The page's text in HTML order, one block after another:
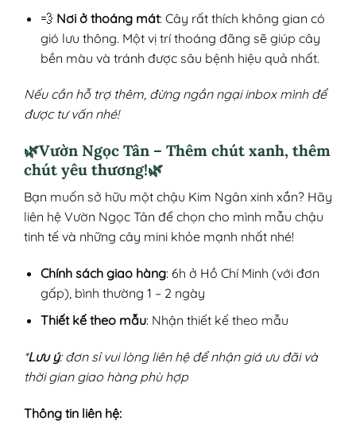
💨 Nơi ở thoáng mát: Cây rất thích không gian có
gió lưu thông. Một vị trí thoáng đãng sẽ giúp cây
bền màu và tránh được sâu bệnh hiệu quả nhất.
Nếu cần hỗ trợ thêm, đừng ngần ngại inbox mình để
được tư vấn nhé!
🌿Vườn Ngọc Tân – Thêm chút xanh, thêm
chút yêu thương!🌿
Bạn muốn sở hữu một chậu Kim Ngân xinh xắn? Hãy
liên hệ Vườn Ngọc Tân để chọn cho mình mẫu chậu
tinh tế và những cây mini khỏe mạnh nhất nhé!
Chính sách giao hàng: 6h ở Hồ Chí Minh (với đơn
gấp), bình thường 1 – 2 ngày
Thiết kế theo mẫu: Nhận thiết kế theo mẫu
*Lưu ý: đơn sỉ vui lòng liên hệ để nhận giá ưu đãi và
thời gian giao hàng phù hợp
Thông tin liên hệ: